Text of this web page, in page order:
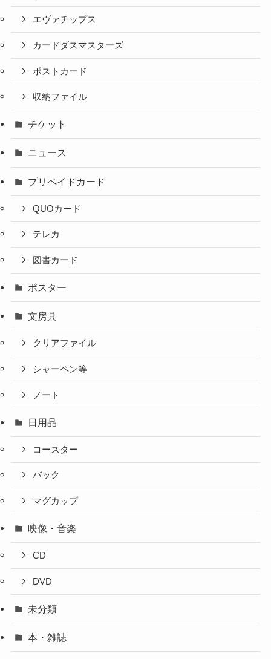
エヴァチップス
カードダスマスターズ
ポストカード
収納ファイル
チケット
ニュース
プリペイドカード
QUOカード
テレカ
図書カード
ポスター
文房具
クリアファイル
シャーペン等
ノート
日用品
コースター
バック
マグカップ
映像・音楽
CD
DVD
未分類
本・雑誌